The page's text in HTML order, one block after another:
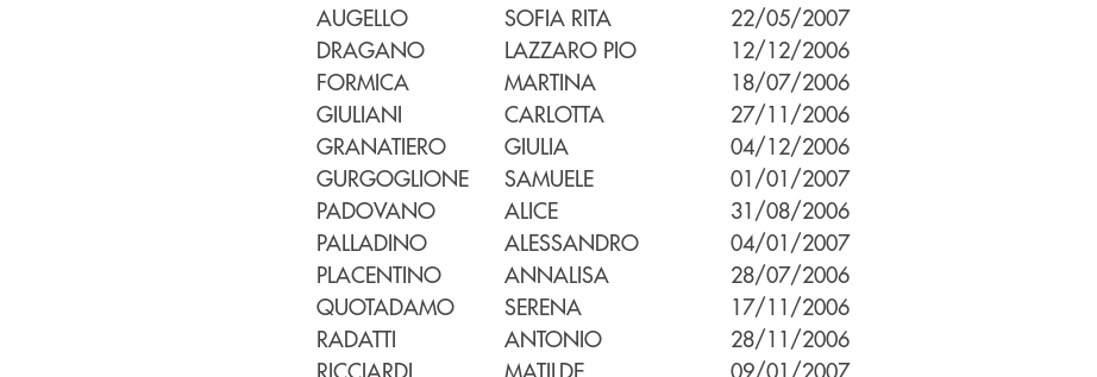
AUGELLO SOFIA RITA
22/05/2007
DRAGANO
LAZZARO PIO
12/12/2006
FORMICA
MARTINA
18/07/2006
GIULIANI
CARLOTTA
27/11/2006
GRANATIERO
GIULIA
04/12/2006
GURGOGLIONE
SAMUELE
01/01/2007
PADOVANO
ALICE
31/08/2006
PALLADINO
ALESSANDRO
04/01/2007
PLACENTINO
ANNALISA
28/07/2006
QUOTADAMO
SERENA
17/11/2006
RADATTI
ANTONIO
28/11/2006
RICCIARDI
MATILDE
09/01/2007